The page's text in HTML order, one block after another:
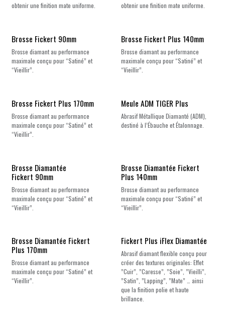
obtenir une finition mate uniforme.
obtenir une finition mate uniforme.
Brosse Fickert 90mm
Brosse diamant au performance
maximale conçu pour “Satiné” et
“Vieillir”.
Brosse Fickert Plus 140mm
Brosse diamant au performance
maximale conçu pour “Satiné” et
“Vieillir”.
Brosse Fickert Plus 170mm
Brosse diamant au performance
maximale conçu pour “Satiné” et
“Vieillir”.
Meule ADM TIGER Plus
Abrasif Métallique Diamanté (ADM),
destiné à l’Ébauche et Étalonnage.
Brosse Diamantée
Fickert 90mm
Brosse diamant au performance
maximale conçu pour “Satiné” et
“Vieillir”.
Brosse Diamantée Fickert
Plus 140mm
Brosse diamant au performance
maximale conçu pour “Satiné” et
“Vieillir”.
Brosse Diamantée Fickert
Plus 170mm
Brosse diamant au performance
maximale conçu pour “Satiné” et
“Vieillir”.
Fickert Plus iFlex Diamantée
Abrasif diamant flexible conçu pour
créer des textures originales: Effet
”Cuir”, ”Caresse”, ”Soie”, ”Vieilli”,
”Satin”, ”Lapping”, ”Mate” … ainsi
que la finition polie et haute
brillance.